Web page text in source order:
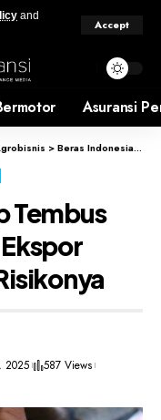
and
Accept
Asuransi
>Beras Indonesia Siap Tembus Pasar Dunia! Pelaku Ekspor Wajib Tau Apa Saja Risikonya
Tembus
2025
587 Views